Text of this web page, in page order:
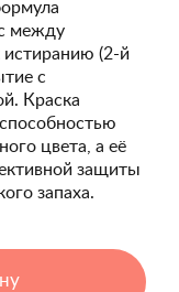
между
истиранию (2-й
с
Краска
цвета, а её
защиты
запаха.